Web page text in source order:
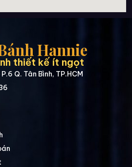
Hannie
thiết kế ít ngọt
Q. Tân Bình, TP.HCM